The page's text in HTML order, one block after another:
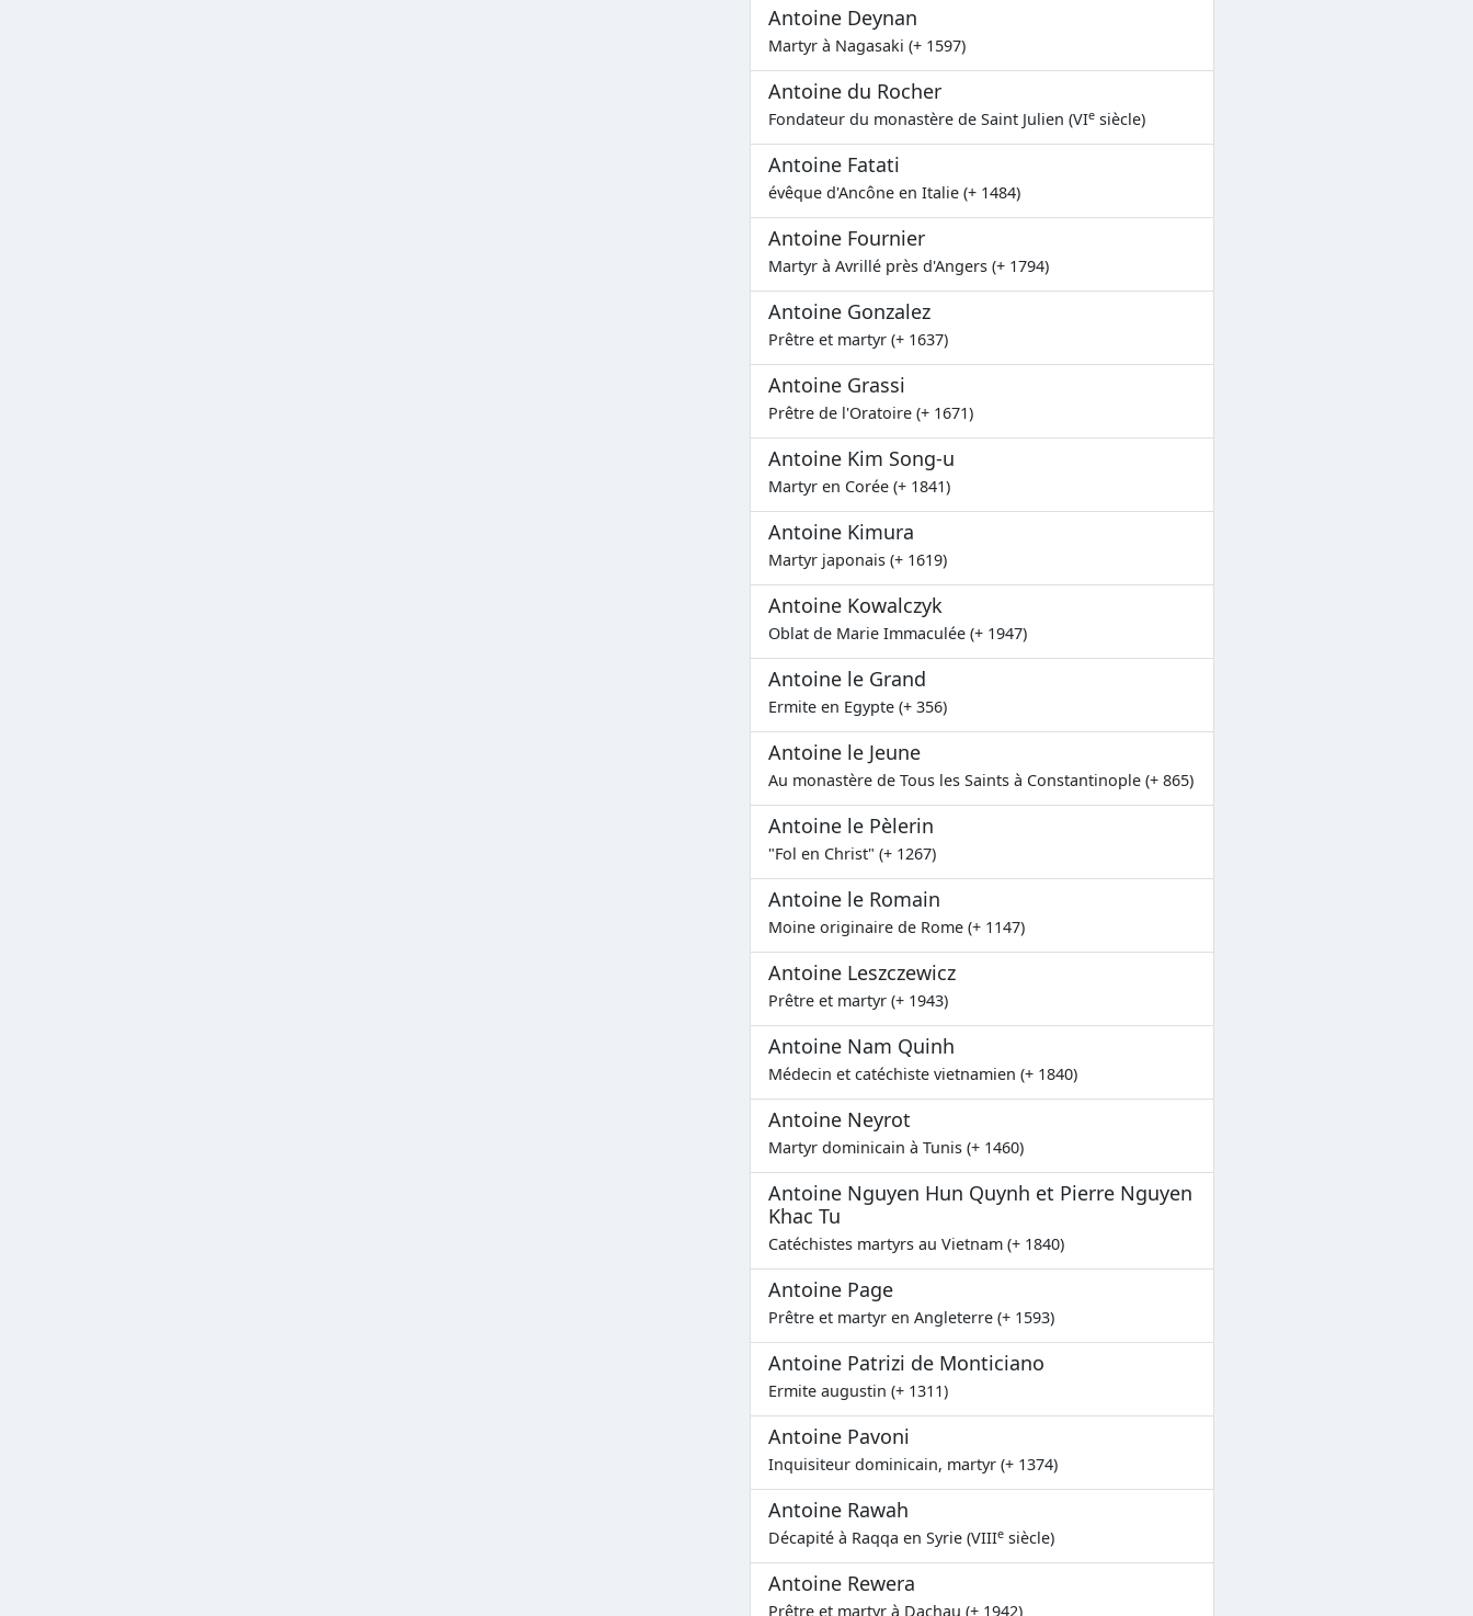
Antoine Deynan
Martyr à Nagasaki (+ 1597)
Antoine du Rocher
Fondateur du monastère de Saint Julien (VIe siècle)
Antoine Fatati
évêque d'Ancône en Italie (+ 1484)
Antoine Fournier
Martyr à Avrillé près d'Angers (+ 1794)
Antoine Gonzalez
Prêtre et martyr (+ 1637)
Antoine Grassi
Prêtre de l'Oratoire (+ 1671)
Antoine Kim Song-u
Martyr en Corée (+ 1841)
Antoine Kimura
Martyr japonais (+ 1619)
Antoine Kowalczyk
Oblat de Marie Immaculée (+ 1947)
Antoine le Grand
Ermite en Egypte (+ 356)
Antoine le Jeune
Au monastère de Tous les Saints à Constantinople (+ 865)
Antoine le Pèlerin
"Fol en Christ" (+ 1267)
Antoine le Romain
Moine originaire de Rome (+ 1147)
Antoine Leszczewicz
Prêtre et martyr (+ 1943)
Antoine Nam Quinh
Médecin et catéchiste vietnamien (+ 1840)
Antoine Neyrot
Martyr dominicain à Tunis (+ 1460)
Antoine Nguyen Hun Quynh et Pierre Nguyen
Khac Tu
Catéchistes martyrs au Vietnam (+ 1840)
Antoine Page
Prêtre et martyr en Angleterre (+ 1593)
Antoine Patrizi de Monticiano
Ermite augustin (+ 1311)
Antoine Pavoni
Inquisiteur dominicain, martyr (+ 1374)
Antoine Rawah
Décapité à Raqqa en Syrie (VIIIe siècle)
Antoine Rewera
Prêtre et martyr à Dachau (+ 1942)